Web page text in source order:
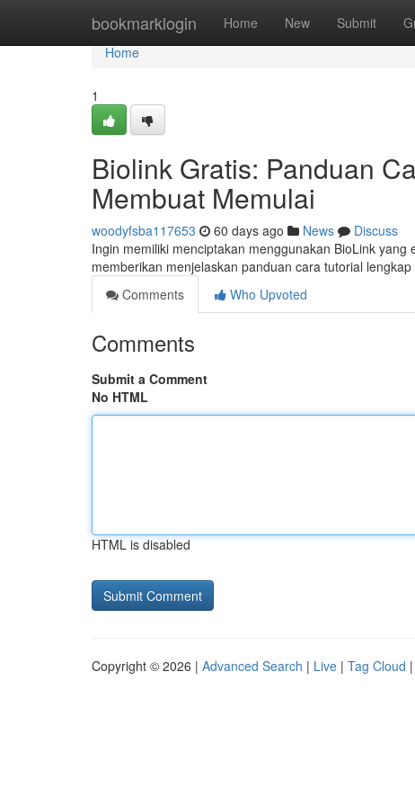
bookmarklogin Home New Submit
Home
Home
1
Biolink Gratis: Panduan
Membuat Memulai
woodyfsba117653 60 days ago News
Discuss
Ingin memiliki menciptakan menggunakan BioLink
memberikan menjelaskan panduan cara tutorial
Comments
Who Upvoted
Comments
Submit a Comment
No HTML
HTML is disabled
Copyright © 2026 | Advanced Search | Live | Tag Cloud |